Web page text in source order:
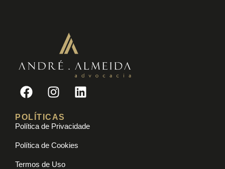
POLÍTICAS
Política de Privacidade
Política de Cookies
Termos de Uso